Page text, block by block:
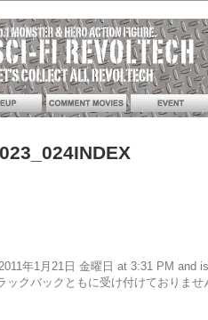
年1月21日 金曜日 at 3:31 PM
ックバックともに受け付けておりませ